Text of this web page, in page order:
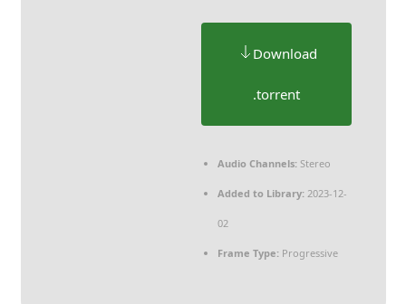
Download
.torrent
Audio Channels:Stereo
Added to Library:2023-12-
02
Frame Type:Progressive